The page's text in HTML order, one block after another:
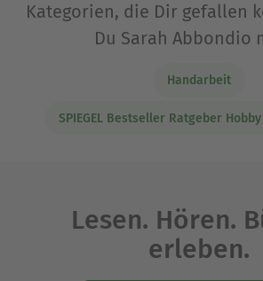
Kategorien, die Dir gefallen
Du Sarah Abbondio
Handarbeit
SPIEGEL Bestseller Ratgeber
Lesen. Hören.
erleben.